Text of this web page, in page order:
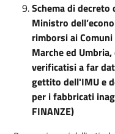
Schema di
Ministro
rimborsi ai
Marche ed
verificatisi a far
gettito dell'IMU e
per i fabbricati
FINANZE)